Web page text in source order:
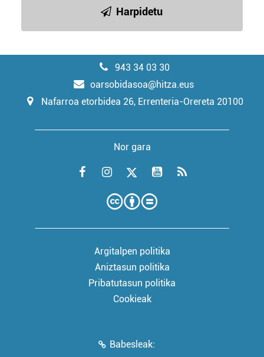
Harpidetu
943 34 03 30
oarsobidasoa@hitza.eus
Nafarroa etorbidea 26, Errenteria-Orereta 20100
Nor gara
Argitalpen politika
Aniztasun politika
Pribatutasun politika
Cookieak
Babesleak: